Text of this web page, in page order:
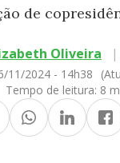
de
Oliveira |
11/2024 - 14h38
Tempo de leitura: 8